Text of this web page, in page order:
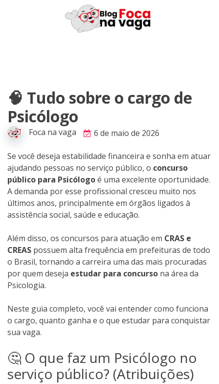
🧠 Tudo sobre o cargo de
Psicólogo
Foca na vaga 6 de maio de 2026
Se você deseja estabilidade financeira e sonha em atuar
ajudando pessoas no serviço público, o concurso
público para Psicólogoé uma excelente oportunidade.
A demanda por esse profissional cresceu muito nos
últimos anos, principalmente em órgãos ligados à
assistência social, saúde e educação.
Além disso, os concursos para atuação em CRAS e
CREAS possuem alta frequência em prefeituras de todo
o Brasil, tornando a carreira uma das mais procuradas
por quem deseja estudar para concurso na área da
Psicologia.
Neste guia completo, você vai entender como funciona
o cargo, quanto ganha e o que estudar para conquistar
sua vaga.
🤔 O que faz um Psicólogo no
serviço público? (Atribuições)